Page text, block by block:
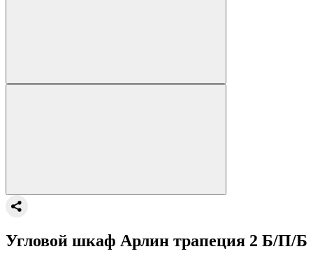
Угловой шкаф Арлин трапеция 2 Б/П/Б